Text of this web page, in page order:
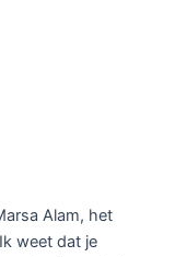
Alam, het
weet dat je